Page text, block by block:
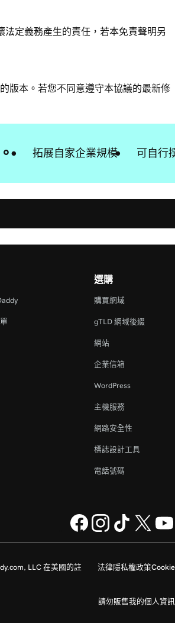
定義務產生的責任，若本免責聲明另
版本。若您不同意遵守本協議的最新修
拓展自家企業規模 可自行
選購
購買網域
gTLD 網域後綴
網站
企業信箱
WordPress
主機服務
網路安全性
標誌設計工具
電話號碼
法律隱私權政策Cookie
請勿販售我的個人資訊
LLC 在美國的註